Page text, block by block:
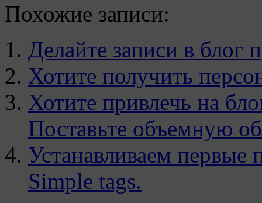
Похожие записи:
Делайте записи в блог
Хотите получить
Хотите привлечь на
Поставьте объемную
Устанавливаем первые
Simple tags.